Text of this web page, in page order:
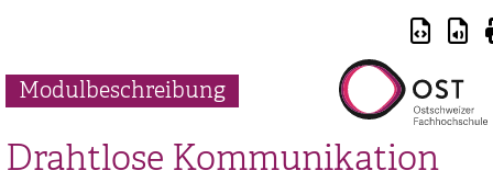
Modulbeschreibung
Drahtlose Kommunikation